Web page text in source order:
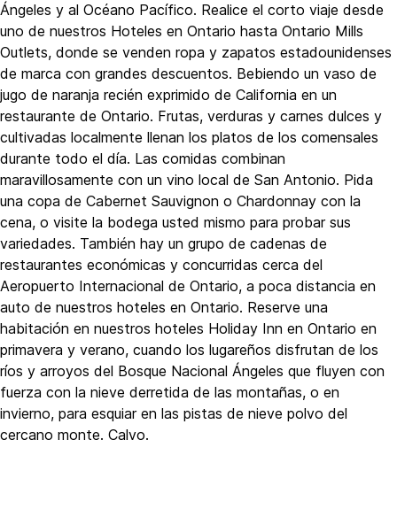
Ángeles y al Océano Pacífico. Realice el corto viaje desde
uno de nuestros Hoteles en Ontario hasta Ontario Mills
Outlets, donde se venden ropa y zapatos estadounidenses
de marca con grandes descuentos. Bebiendo un vaso de
jugo de naranja recién exprimido de California en un
restaurante de Ontario. Frutas, verduras y carnes dulces y
cultivadas localmente llenan los platos de los comensales
durante todo el día. Las comidas combinan
maravillosamente con un vino local de San Antonio. Pida
una copa de Cabernet Sauvignon o Chardonnay con la
cena, o visite la bodega usted mismo para probar sus
variedades. También hay un grupo de cadenas de
restaurantes económicas y concurridas cerca del
Aeropuerto Internacional de Ontario, a poca distancia en
auto de nuestros hoteles en Ontario. Reserve una
habitación en nuestros hoteles Holiday Inn en Ontario en
primavera y verano, cuando los lugareños disfrutan de los
ríos y arroyos del Bosque Nacional Ángeles que fluyen con
fuerza con la nieve derretida de las montañas, o en
invierno, para esquiar en las pistas de nieve polvo del
cercano monte. Calvo.